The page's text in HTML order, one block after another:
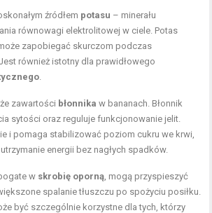
źródłem potasu – minerału
równowagi elektrolitowej w ciele. Potas
zapobiegać skurczom podczas
również istotny dla prawidłowego
zawartości błonnika w bananach. Błonnik
sytości oraz regulujefunkcjonowanie jelit
i pomaga stabilizować poziom cukru we krwi,
energii bez nagłych spadków.
bogate w skrobię oporną , mogą przyspieszyć
spalanie tłuszczu po spożyciu posiłku.
być szczególnie korzystne dla tych, którzy